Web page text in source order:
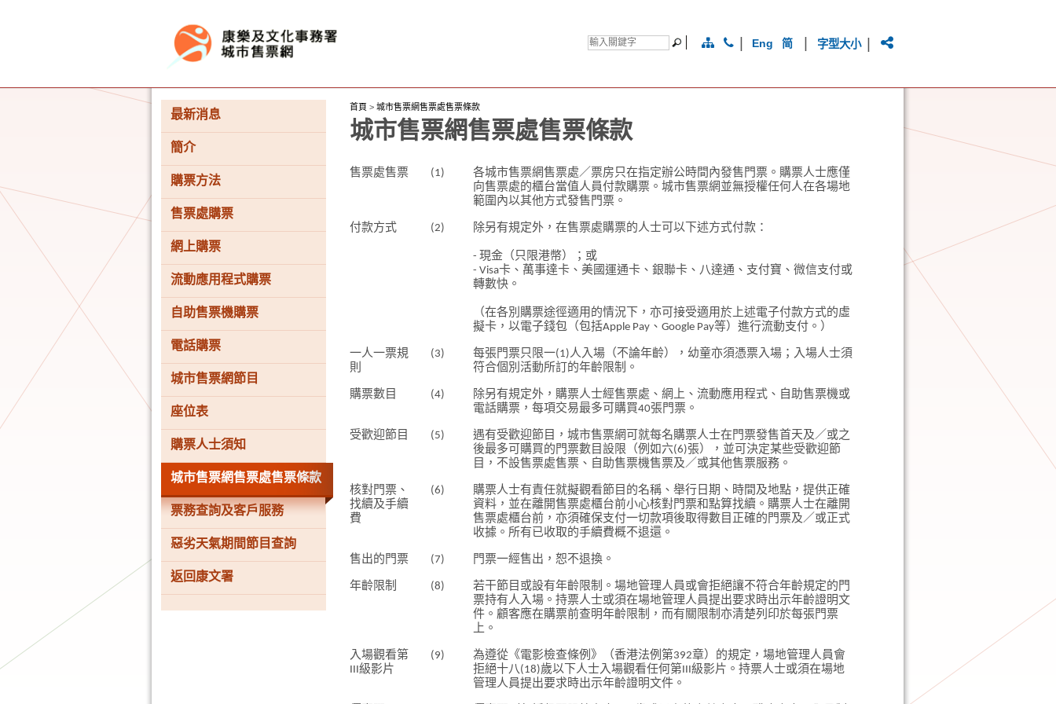
Eng 简 字型大小
按“Tab”進入菜單
最新消息
簡介
購票方法
售票處購票
網上購票
流動應用程式購票
自助售票機購票
電話購票
城市售票網節目
座位表
購票人士須知
城市售票網售票處售票條款
票務查詢及客戶服務
惡劣天氣期間節目查詢
返回康文署
首頁 > 城市售票網售票處售票條款
城市售票網售票處售票條款
售票處售票 (1)
各城市售票網售票處／票房只在指定辦公時間內發售門票。購票人士應僅
向售票處的櫃台當值人員付款購票。城市售票網並無授權任何人在各場地
範圍內以其他方式發售門票。
付款方式 (2) 除另有規定外，在售票處購票的人士可以下述方式付款：
- 現金（只限港幣）；或
- Visa卡、萬事達卡、美國運通卡、銀聯卡、八達通、支付寶、微信支付或
轉數快。
（在各別購票途徑適用的情況下，亦可接受適用於上述電子付款方式的虛
擬卡，以電子錢包（包括Apple Pay、Google Pay等）進行流動支付。）
一人一票規
則
(3)
每張門票只限一(1)人入場（不論年齡），幼童亦須憑票入場；入場人士須
符合個別活動所訂的年齡限制。
購票數目 (4)
除另有規定外，購票人士經售票處、網上、流動應用程式、自助售票機或
電話購票，每項交易最多可購買40張門票。
受歡迎節目 (5)
遇有受歡迎節目，城市售票網可就每名購票人士在門票發售首天及／或之
後最多可購買的門票數目設限（例如六(6)張），並可決定某些受歡迎節
目，不設售票處售票、自助售票機售票及／或其他售票服務。
核對門票、
找續及手續
費
(6)
購票人士有責任就擬觀看節目的名稱、舉行日期、時間及地點，提供正確
資料，並在離開售票處櫃台前小心核對門票和點算找續。購票人士在離開
售票處櫃台前，亦須確保支付一切款項後取得數目正確的門票及／或正式
收據。所有已收取的手續費概不退還。
售出的門票 (7) 門票一經售出，恕不退換。
年齡限制 (8)
若干節目或設有年齡限制。場地管理人員或會拒絕讓不符合年齡規定的門
票持有人入場。持票人士或須在場地管理人員提出要求時出示年齡證明文
件。顧客應在購票前查明年齡限制，而有關限制亦清楚列印於每張門票
上。
入場觀看第
III級影片
(9)
為遵從《電影檢查條例》（香港法例第392章）的規定，場地管理人員會
拒絕十八(18)歲以下人士入場觀看任何第III級影片。持票人士或須在場地
管理人員提出要求時出示年齡證明文件。